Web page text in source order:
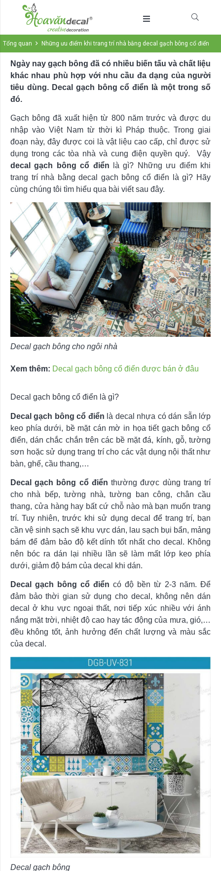
Tổng quan Những ưu điểm khi trang trí nhà bằng decal gạch bông cổ điển
Ngày nay gạch bông đã có nhiều biến tấu và chất liệu
khác nhau phù hợp với nhu cầu đa dạng của người
tiêu dùng. Decal gạch bông cổ điển là một trong số
đó.
Gạch bông đã xuất hiện từ 800 năm trước và được du
nhập vào Việt Nam từ thời kì Pháp thuộc. Trong giai
đoạn này, đây được coi là vật liệu cao cấp, chỉ được sử
dụng trong các tòa nhà và cung điện quyền quý. Vậy
decal gạch bông cổ điển là gì? Những ưu điểm khi
trang trí nhà bằng decal gạch bông cổ điển là gì? Hãy
cùng chúng tôi tìm hiểu qua bài viết sau đây.
Decal gạch bông cho ngôi nhà
Xem thêm: Decal gạch bông cổ điển được bán ở đâu
Decal gạch bông cổ điển là gì?
Decal gạch bông cổ điển là decal nhựa có dán sẵn lớp
keo phía dưới, bề mặt cán mờ in họa tiết gạch bông cổ
điển, dán chắc chắn trên các bề mặt đá, kính, gỗ, tường
sơn hoặc sử dụng trang trí cho các vật dụng nội thất như
bàn, ghế, cầu thang,…
Decal gạch bông cổ điển thường được dùng trang trí
cho nhà bếp, tường nhà, tường ban công, chân cầu
thang, cửa hàng hay bất cứ chỗ nào mà bạn muốn trang
trí. Tuy nhiên, trước khi sử dụng decal để trang trí, bạn
cần vệ sinh sạch sẽ khu vực dán, lau sạch bụi bẩn, mảng
bám để đảm bảo độ kết dính tốt nhất cho decal. Không
nên bóc ra dán lại nhiều lần sẽ làm mất lớp keo phía
dưới, giảm độ bám của decal khi dán.
Decal gạch bông cổ điển có độ bền từ 2-3 năm. Để
đảm bảo thời gian sử dụng cho decal, không nên dán
decal ở khu vực ngoại thất, nơi tiếp xúc nhiều với ánh
nắng mặt trời, nhiệt độ cao hay tác động của mưa, gió,…
đều không tốt, ảnh hưởng đến chất lượng và màu sắc
của decal.
Decal gạch bông